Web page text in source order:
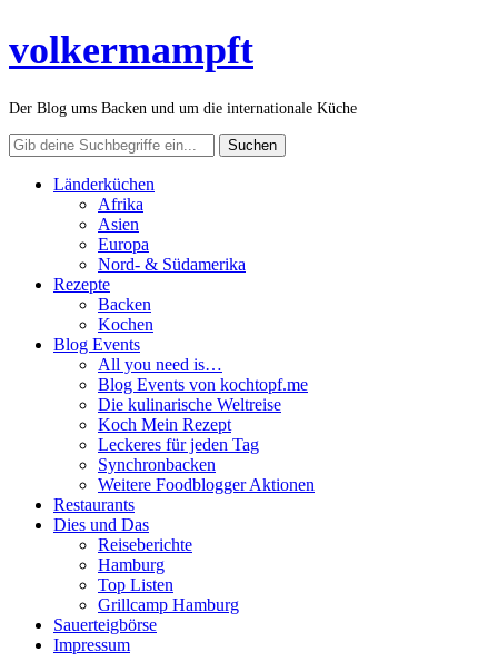
volkermampft
Der Blog ums Backen und um die internationale Küche
Länderküchen
Afrika
Asien
Europa
Nord- & Südamerika
Rezepte
Backen
Kochen
Blog Events
All you need is…
Blog Events von kochtopf.me
Die kulinarische Weltreise
Koch Mein Rezept
Leckeres für jeden Tag
Synchronbacken
Weitere Foodblogger Aktionen
Restaurants
Dies und Das
Reiseberichte
Hamburg
Top Listen
Grillcamp Hamburg
Sauerteigbörse
Impressum